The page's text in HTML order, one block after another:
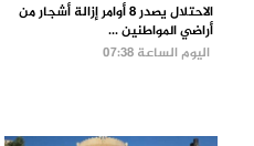
الاحتلال يصدر 8 أوامر إزالة أشجار من
أراضي المواطنين ...
اليوم الساعة 07:38